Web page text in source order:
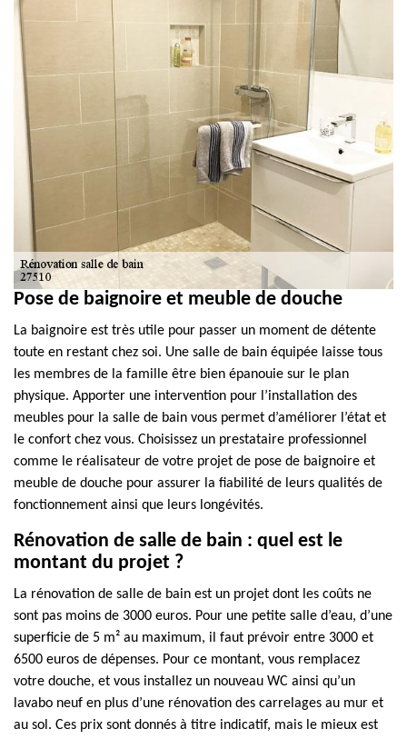
Pose de baignoire et meuble de douche
La baignoire est très utile pour passer un moment de détente
toute en restant chez soi. Une salle de bain équipée laisse tous
les membres de la famille être bien épanouie sur le plan
physique. Apporter une intervention pour l’installation des
meubles pour la salle de bain vous permet d’améliorer l’état et
le confort chez vous. Choisissez un prestataire professionnel
comme le réalisateur de votre projet de pose de baignoire et
meuble de douche pour assurer la fiabilité de leurs qualités de
fonctionnement ainsi que leurs longévités.
Rénovation de salle de bain : quel est le
montant du projet ?
La rénovation de salle de bain est un projet dont les coûts ne
sont pas moins de 3000 euros. Pour une petite salle d’eau, d’une
superficie de 5 m² au maximum, il faut prévoir entre 3000 et
6500 euros de dépenses. Pour ce montant, vous remplacez
votre douche, et vous installez un nouveau WC ainsi qu’un
lavabo neuf en plus d’une rénovation des carrelages au mur et
au sol. Ces prix sont donnés à titre indicatif, mais le mieux est